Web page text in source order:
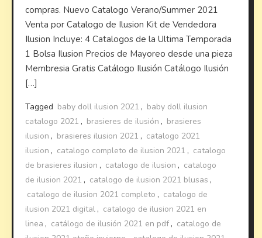
compras. Nuevo Catalogo Verano/Summer 2021
Venta por Catalogo de Ilusion Kit de Vendedora
Ilusion Incluye: 4 Catalogos de la Ultima Temporada
1 Bolsa Ilusion Precios de Mayoreo desde una pieza
Membresia Gratis Catálogo Ilusión Catálogo Ilusión
[…]
Tagged baby doll ilusion 2021 , baby doll ilusion
catalogo 2021 , brasieres de ilusión , brasieres
ilusion , brasieres ilusion 2021 , catalogo 2021
ilusion , catalogo completo de ilusion 2021 , catalogo
de brasieres ilusion , catalogo de ilusion , catalogo
de ilusion 2021 , catalogo de ilusion 2021 blusas ,
catalogo de ilusion 2021 completo , catalogo de
ilusion 2021 digital , catalogo de ilusion 2021 en
linea , catálogo de ilusión 2021 en pdf , catalogo de